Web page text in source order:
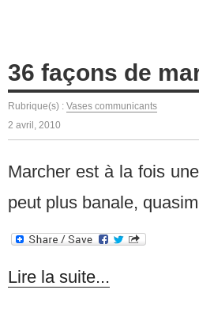
36 façons de
Rubrique(s) : Vases communicants
2 avril, 2010
Marcher est à la fois
peut plus banale,
Lire la suite...